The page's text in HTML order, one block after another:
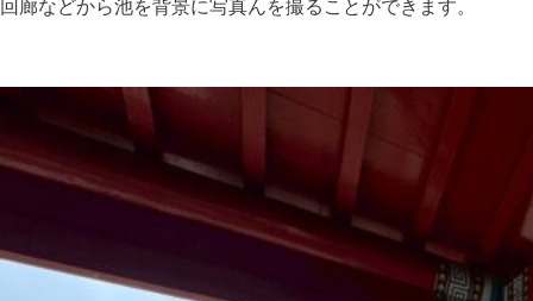
回廊などから池を背景に写真んを撮ることができます。